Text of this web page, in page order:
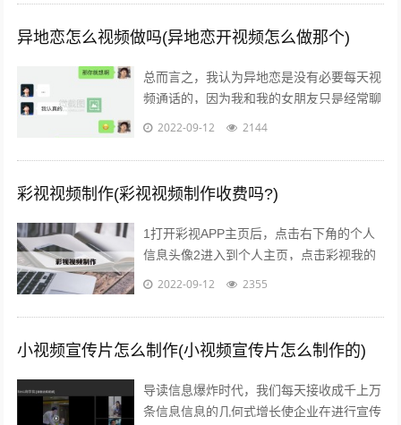
异地恋怎么视频做吗(异地恋开视频怎么做那个)
总而言之，我认为异地恋是没有必要每天视
频通话的，因为我和我的女朋友只是经常聊
天，但并不会视频通话，而且如果我们相互
2022-09-12 2144
彩视视频制作(彩视视频制作收费吗?)
1打开彩视APP主页后，点击右下角的个人
信息头像2进入到个人主页，点击彩视我的
作品一项，选择一个视频，点击进去3接着
2022-09-12 2355
小视频宣传片怎么制作(小视频宣传片怎么制作的)
导读信息爆炸时代，我们每天接收成千上万
条信息信息的几何式增长使企业在进行宣传